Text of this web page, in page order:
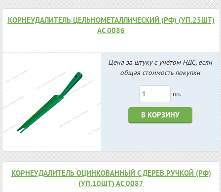
КОРНЕУДАЛИТЕЛЬ ЦЕЛЬНОМЕТАЛЛИЧЕСКИЙ (РФ) (УП.25ШТ)
АС 0086
Цена за штуку с учётом НДС, если
общая стоимость покупки
шт.
В КОРЗИНУ
КОРНЕУДАЛИТЕЛЬ ОЦИНКОВАННЫЙ С ДЕРЕВ.РУЧКОЙ (РФ)
(УП.10ШТ) АС 0087